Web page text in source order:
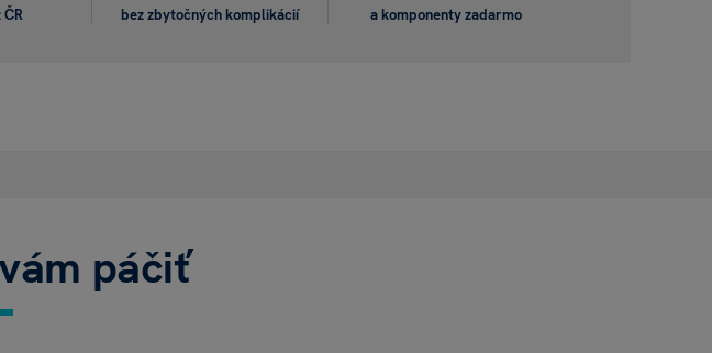
bez zbytočných komplikácií a komponenty zadarmo
páčiť